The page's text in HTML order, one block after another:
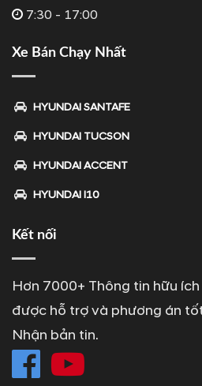
7:30 - 17:00
Xe Bán Chạy Nhất
HYUNDAI SANTAFE
HYUNDAI TUCSON
HYUNDAI ACCENT
HYUNDAI I10
Kết nối
Hơn 7000+ Thông tin hữu
được hỗ trợ và phương án
Nhận bản tin.